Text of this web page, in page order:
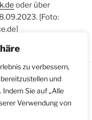
zu verbessern,
und
Sie auf „Alle
Verwendung von
oder über
[Foto:
Meldestelle